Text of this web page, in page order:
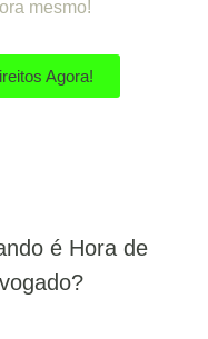
mesmo!
Agora!
é Hora de